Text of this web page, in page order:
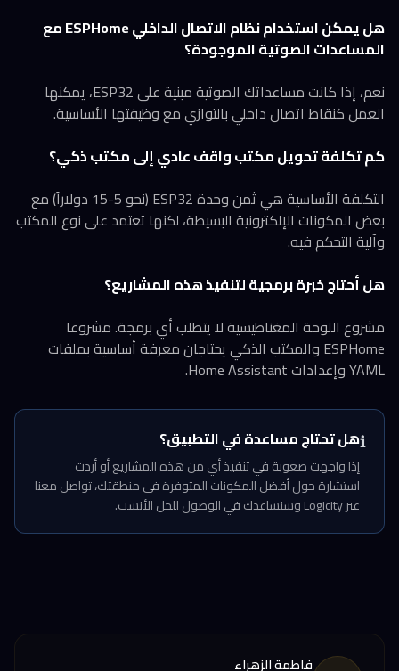
هل يمكن استخدام نظام الاتصال الداخلي ESPHome مع
المساعدات الصوتية الموجودة؟
نعم، إذا كانت مساعداتك الصوتية مبنية على ESP32، يمكنها
العمل كنقاط اتصال داخلي بالتوازي مع وظيفتها الأساسية.
كم تكلفة تحويل مكتب واقف عادي إلى مكتب ذكي؟
التكلفة الأساسية هي ثمن وحدة ESP32 (نحو 5-15 دولاراً) مع
بعض المكونات الإلكترونية البسيطة، لكنها تعتمد على نوع المكتب
وآلية التحكم فيه.
هل أحتاج خبرة برمجية لتنفيذ هذه المشاريع؟
مشروع اللوحة المغناطيسية لا يتطلب أي برمجة. مشروعا
ESPHome والمكتب الذكي يحتاجان معرفة أساسية بملفات
YAML وإعدادات Home Assistant.
ℹ️هل تحتاج مساعدة في التطبيق؟
إذا واجهت صعوبة في تنفيذ أي من هذه المشاريع أو أردت
استشارة حول أفضل المكونات المتوفرة في منطقتك، تواصل معنا
عبر Logicity وسنساعدك في الوصول للحل الأنسب.
فاطمة الزهراء